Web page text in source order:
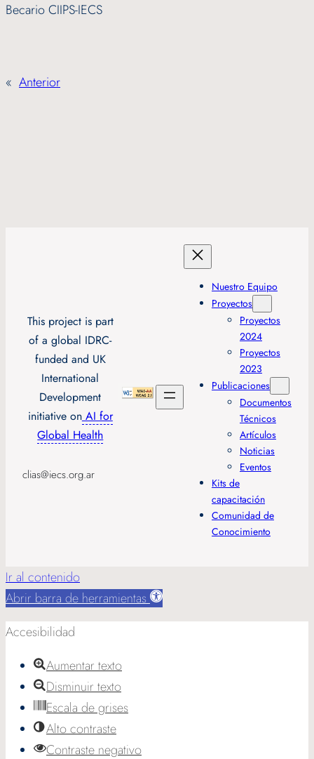
Becario CIIPS-IECS
« Anterior
This project is part
of a global IDRC-
funded and UK
International
Development
initiative onAI for
Global Health
clias@iecs.org.ar
Nuestro Equipo
Proyectos
Proyectos
2024
Proyectos
2023
Publicaciones
Documentos
Técnicos
Artículos
Noticias
Eventos
Kits de
capacitación
Comunidad de
Conocimiento
Ir al contenido
Abrir barra de herramientas
Accesibilidad
Aumentar texto
Disminuir texto
Escala de grises
Alto contraste
Contraste negativo